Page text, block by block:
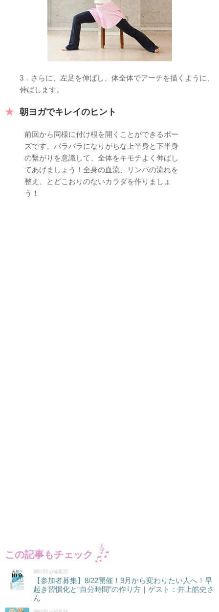
3．さらに、左足を伸ばし、体全体でアーチを描くように、
伸ばします。
朝ヨガでキレイのヒント
前回から同様に付け根を開くことができるポー
ズです。バラバラになりがちな上半身と下半身
の繋がりを意識して、全体をキモチよく伸ばし
てあげましょう！全身の血流、リンパの流れを
整え、とどこおりのないカラダを作りましょ
う！
この記事もチェック
朝時間.jp編集部
【参加者募集】8/22開催！9月から変わりたい人へ！早
起き習慣化と“自分時間”の作り方｜ゲスト：井上皓史さ
ん